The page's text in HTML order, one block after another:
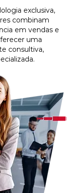
exclusiva,
combinam
em vendas e
uma
consultiva,